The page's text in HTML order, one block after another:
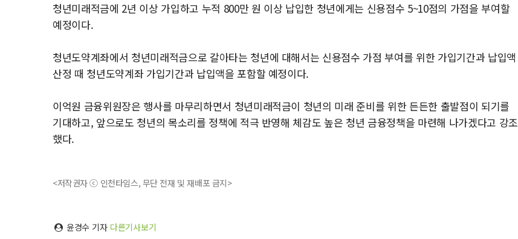
청년미래적금에 2년 이상 가입하고 누적 800만 원 이상 납입한 청년에게는 신용점수 5~10점의 가점을 부여할
예정이다.
청년도약계좌에서 청년미래적금으로 갈아타는 청년에 대해서는 신용점수 가점 부여를 위한 가입기간과 납입액
산정 때 청년도약계좌 가입기간과 납입액을 포함할 예정이다.
이억원 금융위원장은 행사를 마무리하면서 청년미래적금이 청년의 미래 준비를 위한 든든한 출발점이 되기를
기대하고, 앞으로도 청년의 목소리를 정책에 적극 반영해 체감도 높은 청년 금융정책을 마련해 나가겠다고 강조
했다.
<저작권자 ⓒ 인천타임스, 무단 전재 및 재배포 금지>
윤경수 기자 다른기사보기